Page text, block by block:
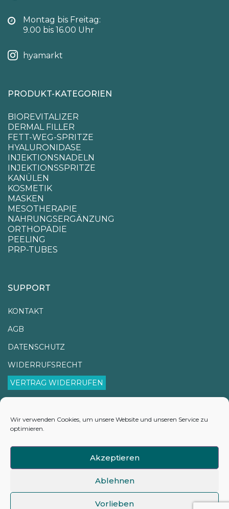
Wir verwenden Cookies, um unsere Website und unseren Service zu
optimieren.
Akzeptieren
Ablehnen
Vorlieben
Montag bis Freitag:
9.00 bis 16.00 Uhr
hyamarkt
PRODUKT-KATEGORIEN
BIOREVITALIZER
DERMAL FILLER
FETT-WEG-SPRITZE
HYALURONIDASE
INJEKTIONSNADELN
INJEKTIONSSPRITZE
KANÜLEN
KOSMETIK
MASKEN
MESOTHERAPIE
NAHRUNGSERGÄNZUNG
ORTHOPÄDIE
PEELING
PRP-TUBES
SUPPORT
KONTAKT
AGB
DATENSCHUTZ
WIDERRUFSRECHT
VERTRAG WIDERRUFEN
VERSANDINFORMATIONEN
COOKIE-RICHTLINIE (EU)